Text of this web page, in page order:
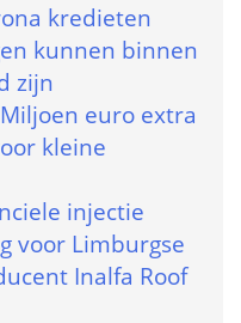
kredieten
kunnen binnen
zijn
euro extra
kleine
injectie
voor Limburgse
Inalfa Roof